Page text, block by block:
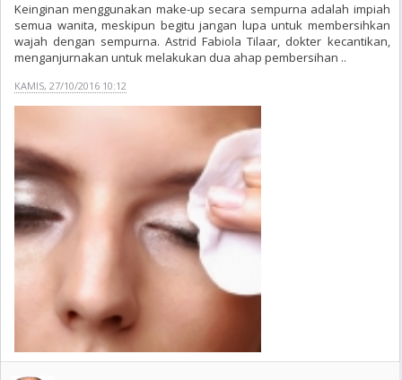
Keinginan menggunakan make-up secara sempurna adalah impiah
semua wanita, meskipun begitu jangan lupa untuk membersihkan
wajah dengan sempurna. Astrid Fabiola Tilaar, dokter kecantikan,
menganjurnakan untuk melakukan dua ahap pembersihan ..
KAMIS, 27/10/2016 10:12